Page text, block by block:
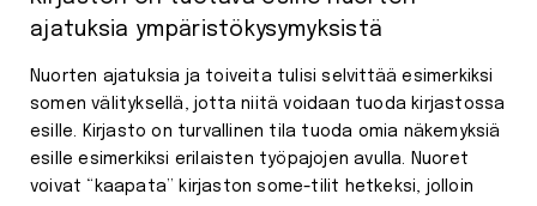
ajatuksia ympäristökysymyksistä
Nuorten ajatuksia ja toiveita tulisi selvittää esimerkiksi
somen välityksellä, jotta niitä voidaan tuoda kirjastossa
esille. Kirjasto on turvallinen tila tuoda omia näkemyksiä
esille esimerkiksi erilaisten työpajojen avulla. Nuoret
voivat “kaapata” kirjaston some-tilit hetkeksi, jolloin